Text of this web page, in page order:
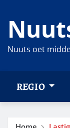
naar
inhoud
Nuuts oet
REGIO